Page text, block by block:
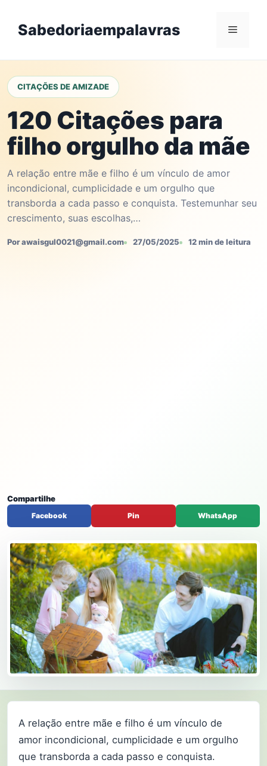
contentSabedoriaempalavras Menu
CITAÇÕES DE AMIZADE
120 Citações para
filho orgulho da mãe
A relação entre mãe e filho é um vínculo de amor
incondicional, cumplicidade e um orgulho que
transborda a cada passo e conquista. Testemunhar seu
crescimento, suas escolhas,…
Por awaisgul0021@gmail.com 27/05/2025 12 min de leitura
Compartilhe
Facebook Pin WhatsApp
A relação entre mãe e filho é um vínculo de
amor incondicional, cumplicidade e um orgulho
que transborda a cada passo e conquista.